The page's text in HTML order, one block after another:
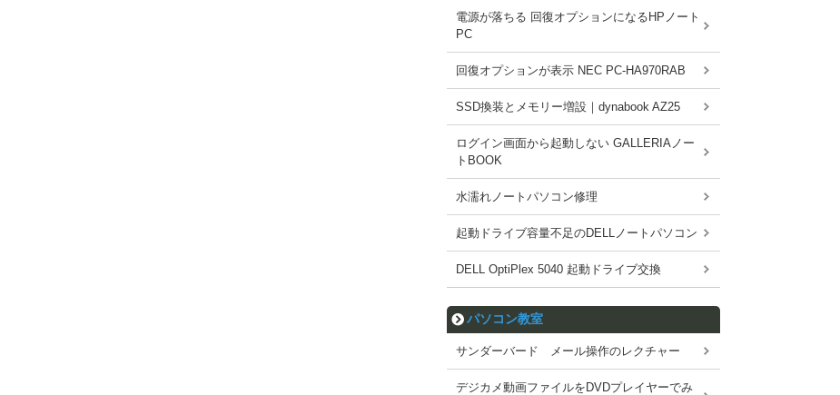
電源が落ちる 回復オプションになるHPノート
PC
回復オプションが表示 NEC PC-HA970RAB
SSD換装とメモリー増設｜dynabook AZ25
ログイン画面から起動しない GALLERIAノー
トBOOK
水濡れノートパソコン修理
起動ドライブ容量不足のDELLノートパソコン
DELL OptiPlex 5040 起動ドライブ交換
パソコン教室
サンダーバード メール操作のレクチャー
デジカメ動画ファイルをDVDプレイヤーでみ